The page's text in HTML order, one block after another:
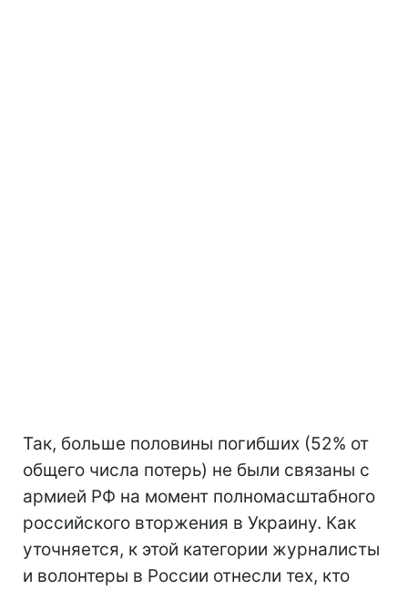
Так, больше половины погибших (52% от
общего числа потерь) не были связаны с
армией РФ на момент полномасштабного
российского вторжения в Украину. Как
уточняется, к этой категории журналисты
и волонтеры в России отнесли тех, кто